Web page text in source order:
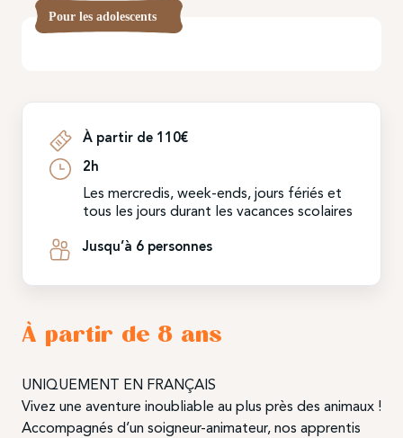
Pour les adolescents
À partir de 110€
2h
Les mercredis, week-ends, jours fériés et
tous les jours durant les vacances scolaires
Jusqu’à 6 personnes
À partir de 8 ans
UNIQUEMENT EN FRANÇAIS
Vivez une aventure inoubliable au plus près des animaux !
Accompagnés d’un soigneur-animateur, nos apprentis